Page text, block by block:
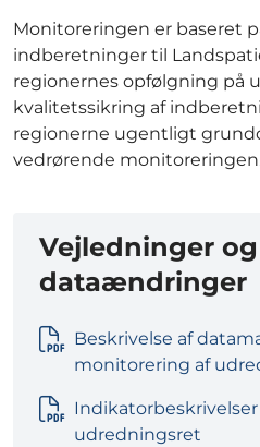
Monitoreringen er baseret
indberetninger til
regionernes opfølgning på
kvalitetssikring af
regionerne ugentligt
vedrørende
Vejledninger
dataændringer
Beskrivelse af
monitorering af
udredningsret